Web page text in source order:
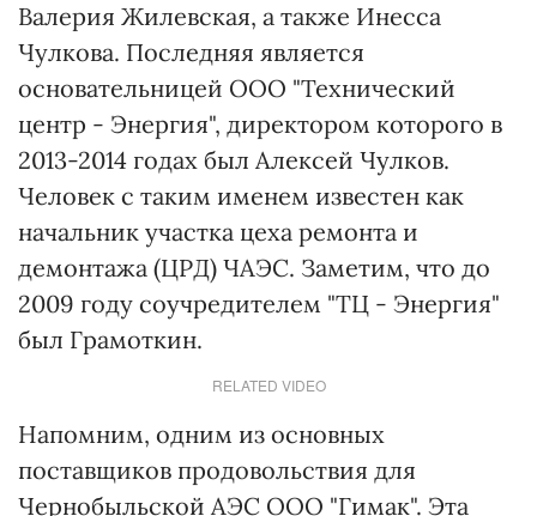
Валерия Жилевская, а также Инесса
Чулкова. Последняя является
основательницей ООО "Технический
центр - Энергия", директором которого в
2013-2014 годах был Алексей Чулков.
Человек с таким именем известен как
начальник участка цеха ремонта и
демонтажа (ЦРД) ЧАЭС. Заметим, что до
2009 году соучредителем "ТЦ - Энергия"
был Грамоткин.
RELATED VIDEO
Напомним, одним из основных
поставщиков продовольствия для
Чернобыльской АЭС ООО "Гимак". Эта